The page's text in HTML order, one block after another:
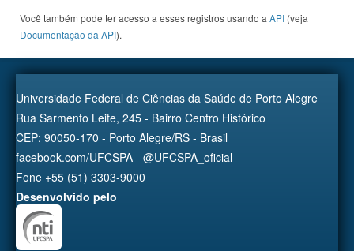
Você também pode ter acesso a esses registros usando a API (veja
Documentação da API).
Universidade Federal de Ciências da Saúde de Porto Alegre
Rua Sarmento Leite, 245 - Bairro Centro Histórico
CEP: 90050-170 - Porto Alegre/RS - Brasil
facebook.com/UFCSPA - @UFCSPA_oficial
Fone +55 (51) 3303-9000
Desenvolvido pelo